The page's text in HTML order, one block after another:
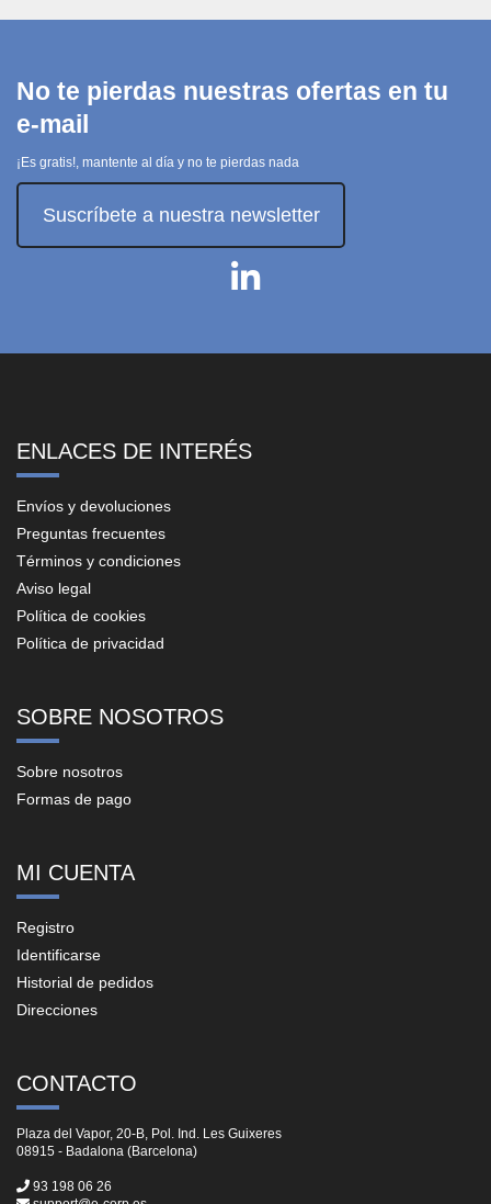
No te pierdas nuestras ofertas en tu
e-mail
¡Es gratis!, mantente al día y no te pierdas nada
Suscríbete a nuestra newsletter
ENLACES DE INTERÉS
Envíos y devoluciones
Preguntas frecuentes
Términos y condiciones
Aviso legal
Política de cookies
Política de privacidad
SOBRE NOSOTROS
Sobre nosotros
Formas de pago
MI CUENTA
Registro
Identificarse
Historial de pedidos
Direcciones
CONTACTO
Plaza del Vapor, 20-B, Pol. Ind. Les Guixeres
08915 - Badalona (Barcelona)
93 198 06 26